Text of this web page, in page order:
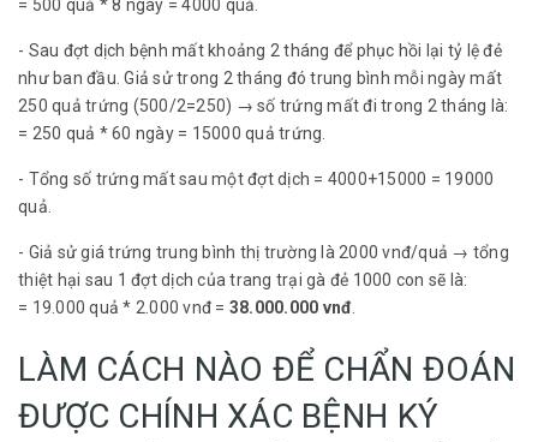
= 500 quả * 8 ngày = 4000 quả.
- Sau đợt dịch bệnh mất khoảng 2 tháng để phục hồi lại tỷ lệ đẻ
như ban đầu. Giả sử trong 2 tháng đó trung bình mỗi ngày mất
250 quả trứng (500/2=250) → số trứng mất đi trong 2 tháng là:
= 250 quả * 60 ngày = 15000 quả trứng.
- Tổng số trứng mất sau một đợt dịch = 4000+15000 = 19000
quả.
- Giả sử giá trứng trung bình thị trường là 2000 vnđ/quả → tổng
thiệt hại sau 1 đợt dịch của trang trại gà đẻ 1000 con sẽ là:
= 19.000 quả * 2.000 vnđ = 38.000.000 vnđ.
LÀM CÁCH NÀO ĐỂ CHẨN ĐOÁN
ĐƯỢC CHÍNH XÁC BỆNH KÝ